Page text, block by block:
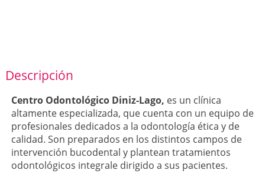
Descripción
Centro Odontológico Diniz-Lago, es un clínica
altamente especializada, que cuenta con un equipo de
profesionales dedicados a la odontología ética y de
calidad. Son preparados en los distintos campos de
intervención bucodental y plantean tratamientos
odontológicos integrale dirigido a sus pacientes.